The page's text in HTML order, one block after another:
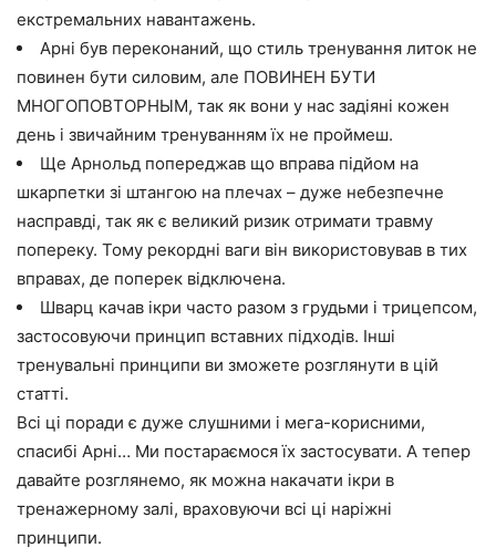
екстремальних навантажень.
Арні був переконаний, що стиль тренування литок не
повинен бути силовим, але ПОВИНЕН БУТИ
МНОГОПОВТОРНЫМ, так як вони у нас задіяні кожен
день і звичайним тренуванням їх не проймеш.
Ще Арнольд попереджав що вправа підйом на
шкарпетки зі штангою на плечах – дуже небезпечне
насправді, так як є великий ризик отримати травму
попереку. Тому рекордні ваги він використовував в тих
вправах, де поперек відключена.
Шварц качав ікри часто разом з грудьми і трицепсом,
застосовуючи принцип вставних підходів. Інші
тренувальні принципи ви зможете розглянути в цій
статті.
Всі ці поради є дуже слушними і мега-корисними,
спасибі Арні… Ми постараємося їх застосувати. А тепер
давайте розглянемо, як можна накачати ікри в
тренажерному залі, враховуючи всі ці наріжні
принципи.